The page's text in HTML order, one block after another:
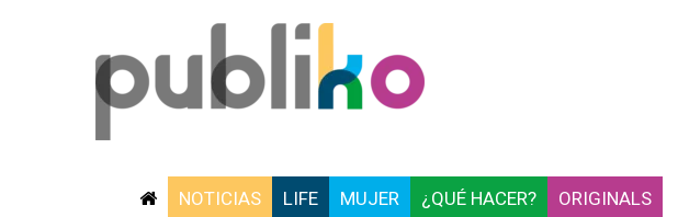
NOTICIAS LIFE MUJER ¿QUÉ HACER? ORIGINALS